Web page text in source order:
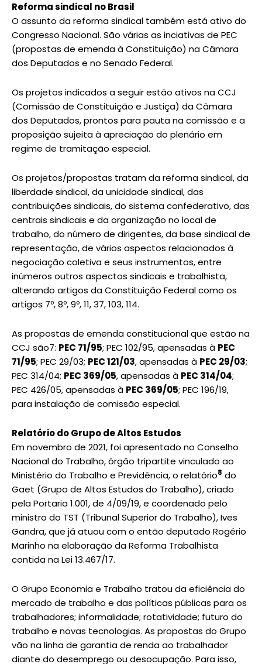
Reforma sindical no Brasil
O assunto da reforma sindical também está ativo do
Congresso Nacional. São várias as inciativas de PEC
(propostas de emenda à Constituição) na Câmara
dos Deputados e no Senado Federal.
Os projetos indicados a seguir estão ativos na CCJ
(Comissão de Constituição e Justiça) da Câmara
dos Deputados, prontos para pauta na comissão e a
proposição sujeita à apreciação do plenário em
regime de tramitação especial.
Os projetos/propostas tratam da reforma sindical, da
liberdade sindical, da unicidade sindical, das
contribuições sindicais, do sistema confederativo, das
centrais sindicais e da organização no local de
trabalho, do número de dirigentes, da base sindical de
representação, de vários aspectos relacionados à
negociação coletiva e seus instrumentos, entre
inúmeros outros aspectos sindicais e trabalhista,
alterando artigos da Constituição Federal como os
artigos 7º, 8º, 9º, 11, 37, 103, 114.
As propostas de emenda constitucional que estão na
CCJ são7: PEC 71/95; PEC 102/95, apensadas à PEC
71/95; PEC 29/03; PEC 121/03, apensadas à PEC 29/03;
PEC 314/04; PEC 369/05, apensadas à PEC 314/04;
PEC 426/05, apensadas à PEC 369/05; PEC 196/19,
para instalação de comissão especial.
Relatório do Grupo de Altos Estudos
Em novembro de 2021, foi apresentado no Conselho
Nacional do Trabalho, órgão tripartite vinculado ao
Ministério do Trabalho e Previdência, o relatório8 do
Gaet (Grupo de Altos Estudos do Trabalho), criado
pela Portaria 1.001, de 4/09/19, e coordenado pelo
ministro do TST (Tribunal Superior do Trabalho), Ives
Gandra, que já atuou com o então deputado Rogério
Marinho na elaboração da Reforma Trabalhista
contida na Lei 13.467/17.
O Grupo Economia e Trabalho tratou da eficiência do
mercado de trabalho e das políticas públicas para os
trabalhadores; informalidade; rotatividade; futuro do
trabalho e novas tecnologias. As propostas do Grupo
vão na linha de garantia de renda ao trabalhador
diante do desemprego ou desocupação. Para isso,